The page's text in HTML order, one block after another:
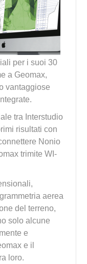
per i suoi 30
a Geomax,
vantaggiose
tra Interstudio
risultati con
Nonio
trimite WI-
aerea
del terreno,
solo alcune
e
e il
loro.